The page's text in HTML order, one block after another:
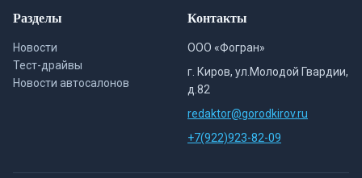
Разделы
Новости
Тест-драйвы
Новости автосалонов
Контакты
ООО «Фогран»
г. Киров, ул.Молодой Гвардии,
д.82
redaktor@gorodkirov.ru
+7(922)923-82-09